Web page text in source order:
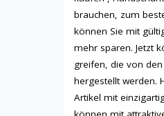
brauchen, zum
können Sie mit
mehr sparen. Jetzt
greifen, die von
hergestellt werden.
Artikel mit